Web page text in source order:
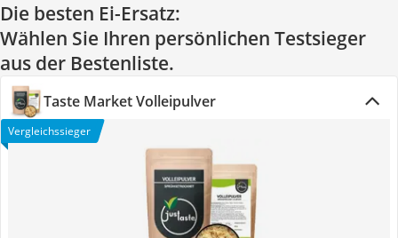
Die besten Ei-Ersatz:
Wählen Sie Ihren persönlichen Testsieger
aus der Bestenliste.
Taste Market Volleipulver
Vergleichssieger